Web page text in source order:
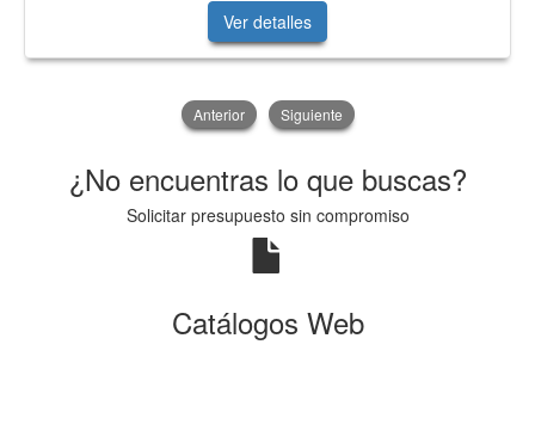
Ver detalles
Anterior Siguiente
¿No encuentras lo que buscas?
Solicitar presupuesto sin compromiso
Catálogos Web